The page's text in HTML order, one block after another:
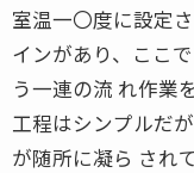
室温一〇度に設定
インがあり、ここ
う一連の流 れ作業
工程はシンプルだ
が随所に凝ら され